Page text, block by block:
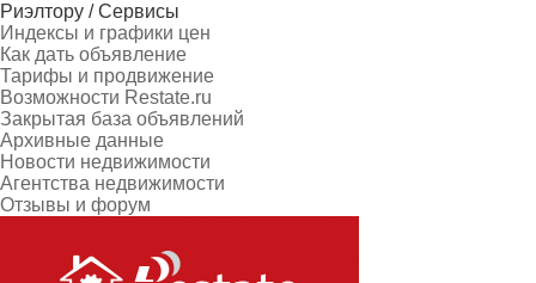
Риэлтору / Сервисы
Индексы и графики цен
Как дать объявление
Тарифы и продвижение
Возможности Restate.ru
Закрытая база объявлений
Архивные данные
Новости недвижимости
Агентства недвижимости
Отзывы и форум